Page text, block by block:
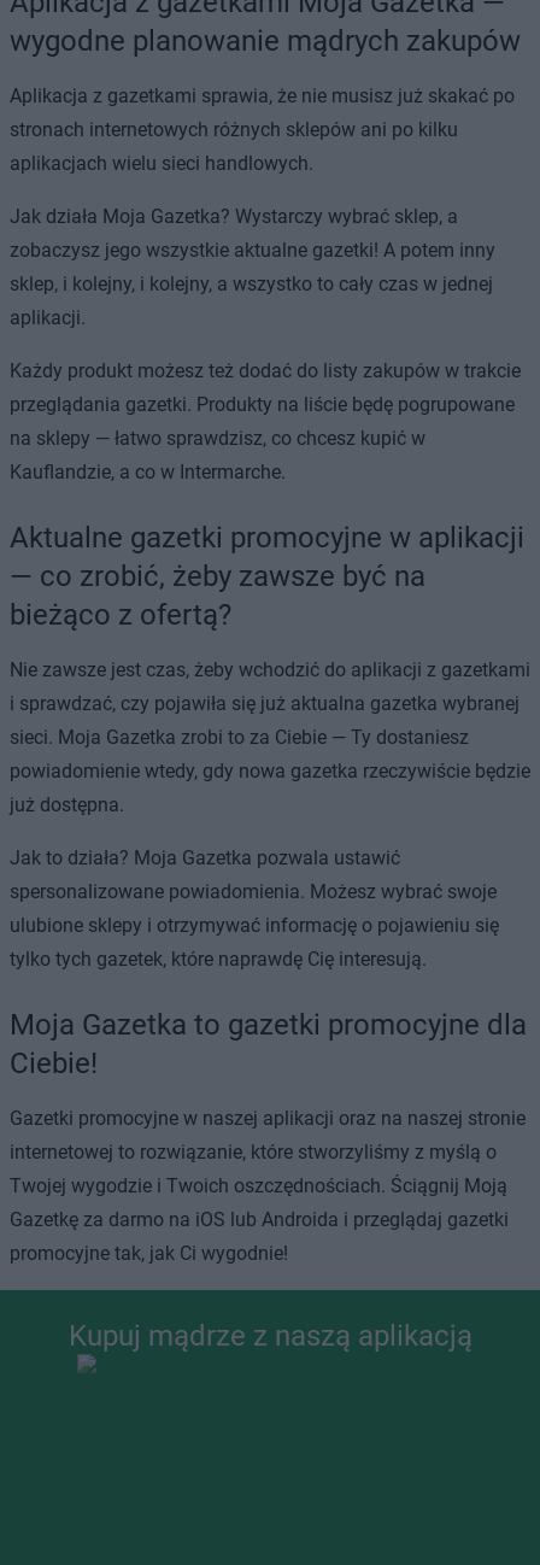
wygodne planowanie mądrych zakupów
Aplikacja z gazetkami sprawia, że nie musisz już skakać po
stronach internetowych różnych sklepów ani po kilku
aplikacjach wielu sieci handlowych.
Jak działa Moja Gazetka? Wystarczy wybrać sklep, a
zobaczysz jego wszystkie aktualne gazetki! A potem inny
sklep, i kolejny, i kolejny, a wszystko to cały czas w jednej
aplikacji.
Każdy produkt możesz też dodać do listy zakupów w trakcie
przeglądania gazetki. Produkty na liście będę pogrupowane
na sklepy — łatwo sprawdzisz, co chcesz kupić w
Kauflandzie, a co w Intermarche.
Aktualne gazetki promocyjne w aplikacji
— co zrobić, żeby zawsze być na
bieżąco z ofertą?
Nie zawsze jest czas, żeby wchodzić do aplikacji z gazetkami
i sprawdzać, czy pojawiła się już aktualna gazetka wybranej
sieci. Moja Gazetka zrobi to za Ciebie — Ty dostaniesz
powiadomienie wtedy, gdy nowa gazetka rzeczywiście będzie
już dostępna.
Jak to działa? Moja Gazetka pozwala ustawić
spersonalizowane powiadomienia. Możesz wybrać swoje
ulubione sklepy i otrzymywać informację o pojawieniu się
tylko tych gazetek, które naprawdę Cię interesują.
Moja Gazetka to gazetki promocyjne dla
Ciebie!
Gazetki promocyjne w naszej aplikacji oraz na naszej stronie
internetowej to rozwiązanie, które stworzyliśmy z myślą o
Twojej wygodzie i Twoich oszczędnościach. Ściągnij Moją
Gazetkę za darmo na iOS lub Androida i przeglądaj gazetki
promocyjne tak, jak Ci wygodnie!
Kupuj mądrze z naszą aplikacją